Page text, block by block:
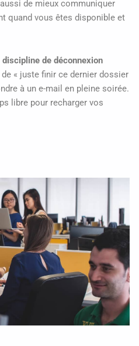
de mieux communiquer
quand vous êtes disponible et
discipline de déconnexion
« juste finir ce dernier dossier
à un e-mail en pleine soirée.
libre pour recharger vos